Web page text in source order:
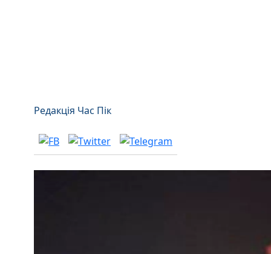
Редакція Час Пік